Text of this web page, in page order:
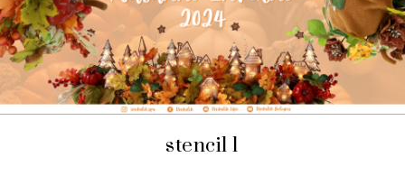
stencil 1